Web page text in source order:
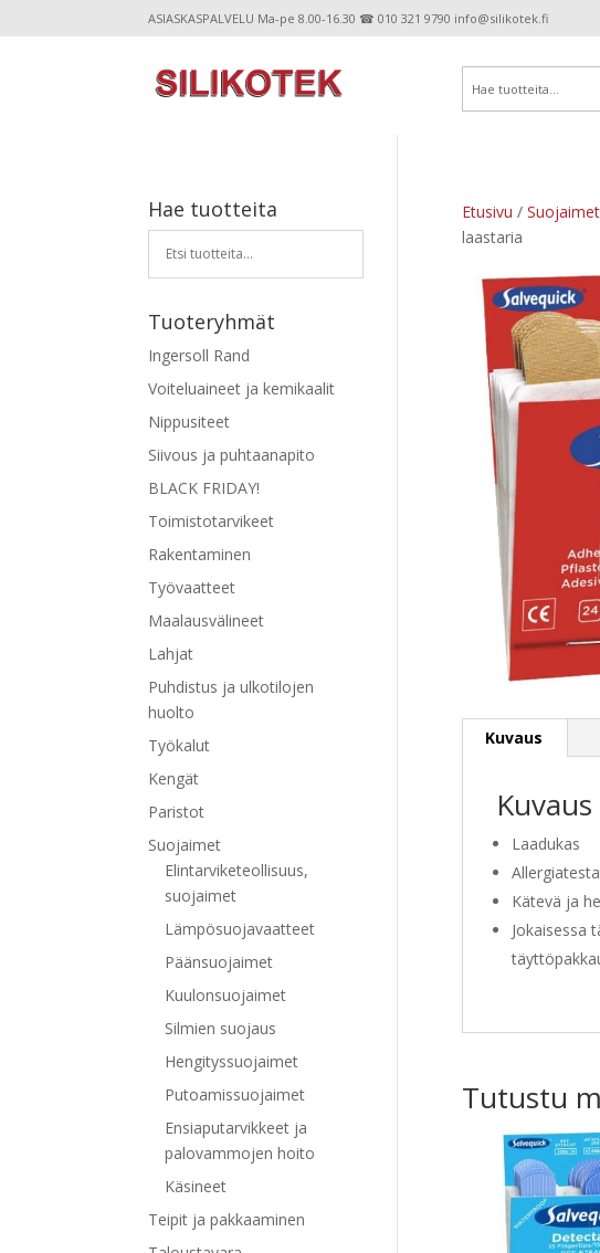
ASIASKASPALVELU Ma-pe 8.00-16.30 ☎ 010 321 9790 info@silikotek.fi
Etusivu / Suojaimet
laastaria
Kuvaus
Kuvaus
Laadukas
Kätevä ja
Jokaisessa
Tutustu
Hae tuotteita
Tuoteryhmät
Ingersoll Rand
Voiteluaineet ja kemikaalit
Nippusiteet
Siivous ja puhtaanapito
BLACK FRIDAY!
Toimistotarvikeet
Rakentaminen
Työvaatteet
Maalausvälineet
Lahjat
Puhdistus ja ulkotilojen
huolto
Työkalut
Kengät
Paristot
Suojaimet
Elintarviketeollisuus,
suojaimet
Lämpösuojavaatteet
Päänsuojaimet
Kuulonsuojaimet
Silmien suojaus
Hengityssuojaimet
Putoamissuojaimet
Ensiaputarvikkeet ja
palovammojen hoito
Käsineet
Teipit ja pakkaaminen